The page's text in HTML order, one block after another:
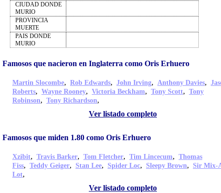
CIUDAD DONDE
MURIO
PROVINCIA
MUERTE
PAIS DONDE
MURIO
Famosos que nacieron en Inglaterra como Oris Erhuero
Martin Slocombe, Rob Edwards, John Irving, Anthony Davies,
Roberts, Wayne Rooney, Victoria Beckham, Tony Scott, Tony
Robinson, Tony Richardson,
Ver listado completo
Famosos que miden 1.80 como Oris Erhuero
Xzibit, Travis Barker, Tom Fletcher, Tim Lincecum, Thomas
Fiss, Teddy Geiger, Stan Lee, Spider Loc, Sleepy Brown, Sir Mix-
Lot,
Ver listado completo